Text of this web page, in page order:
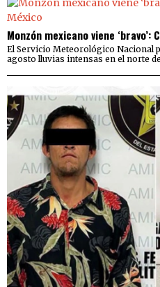
Monzón mexicano viene
El Servicio Meteorológico Nacional
agosto lluvias intensas en el norte